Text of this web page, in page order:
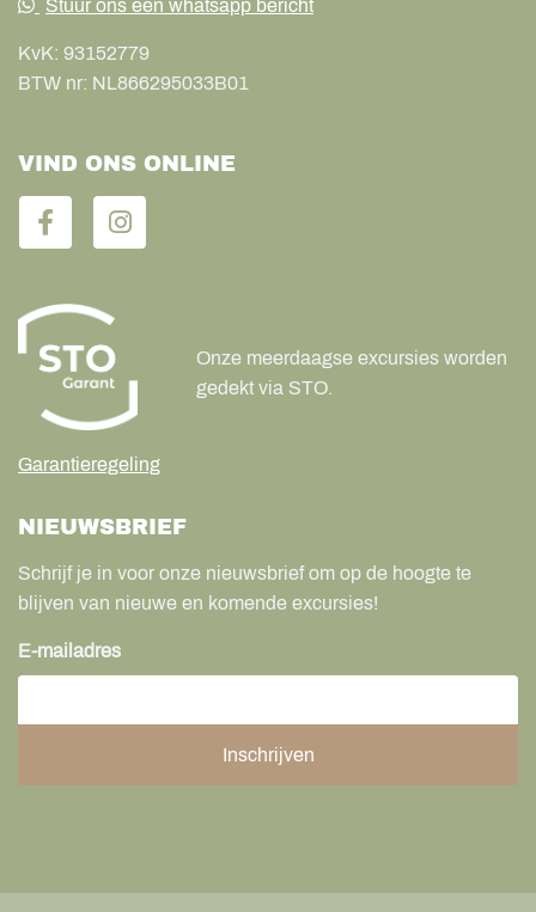
Stuur ons een whatsapp bericht
KvK: 93152779
BTW nr: NL866295033B01
VIND ONS ONLINE
Garantieregeling
Onze meerdaagse excursies worden
gedekt via STO.
NIEUWSBRIEF
Schrijf je in voor onze nieuwsbrief om op de hoogte te
blijven van nieuwe en komende excursies!
E-mailadres